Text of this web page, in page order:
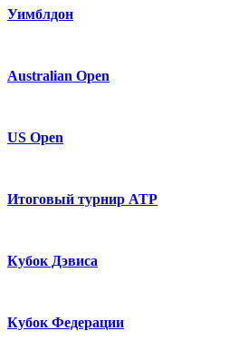
Уимблдон
Australian Open
US Open
Итоговый турнир ATP
Кубок Дэвиса
Кубок Федерации